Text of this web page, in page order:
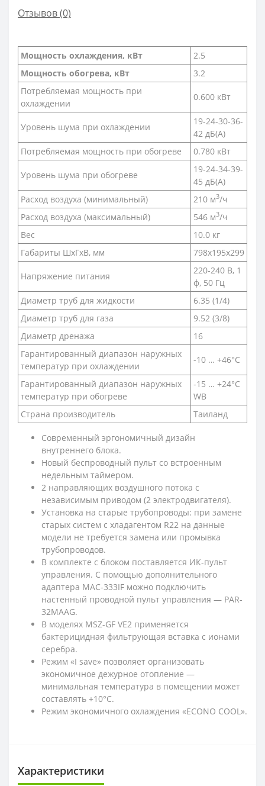
Отзывов (0)
Мощность охлаждения, кВт
2.5
Мощность обогрева, кВт
3.2
Потребляемая мощность при
охлаждении
0.600 кВт
Уровень шума при охлаждении
19-24-30-36-
42 дБ(А)
Потребляемая мощность при обогреве
0.780 кВт
Уровень шума при обогреве
19-24-34-39-
45 дБ(А)
Расход воздуха (минимальный)
210 м3/ч
Расход воздуха (максимальный)
546 м3/ч
Вес
10.0 кг
Габариты ШхГхВ, мм
798х195х299
Напряжение питания
220-240 В, 1
ф, 50 Гц
Диаметр труб для жидкости
6.35 (1/4)
Диаметр труб для газа
9.52 (3/8)
Диаметр дренажа
16
Гарантированный диапазон наружных
температур при охлаждении
-10 … +46°C
Гарантированный диапазон наружных
температур при обогреве
-15 … +24°C
WB
Страна производитель
Таиланд
Современный эргономичный дизайн
внутреннего блока.
Новый беспроводный пульт со встроенным
недельным таймером.
2 направляющих воздушного потока с
независимым приводом (2 электродвигателя).
Установка на старые трубопроводы: при замене
старых систем с хладагентом R22 на данные
модели не требуется замена или промывка
трубопроводов.
В комплекте с блоком поставляется ИК-пульт
управления. С помощью дополнительного
адаптера MAC-333IF можно подключить
настенный проводной пульт управления — PAR-
32MAAG.
В моделях MSZ-GF VE2 применяется
бактерицидная фильтрующая вставка с ионами
серебра.
Режим «I save» позволяет организовать
экономичное дежурное отопление —
минимальная температура в помещении может
составлять +10°С.
Режим экономичного охлаждения «ECONO COOL».
Характеристики